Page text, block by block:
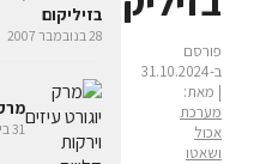
פורסם
ב-31.10.2024
| מאת:
מערכת
אכול
ושאטו
בזיליקום
28 בנובמבר 2007
31 בינואר 2010